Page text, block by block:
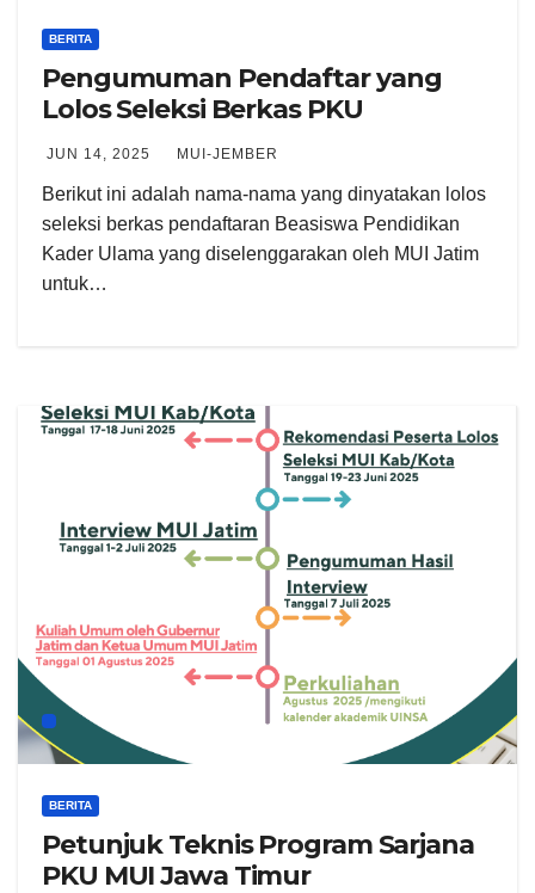
BERITA
Pengumuman Pendaftar yang
Lolos Seleksi Berkas PKU
JUN 14, 2025 MUI-JEMBER
Berikut ini adalah nama-nama yang dinyatakan lolos
seleksi berkas pendaftaran Beasiswa Pendidikan
Kader Ulama yang diselenggarakan oleh MUI Jatim
untuk…
BERITA
Petunjuk Teknis Program Sarjana
PKU MUI Jawa Timur